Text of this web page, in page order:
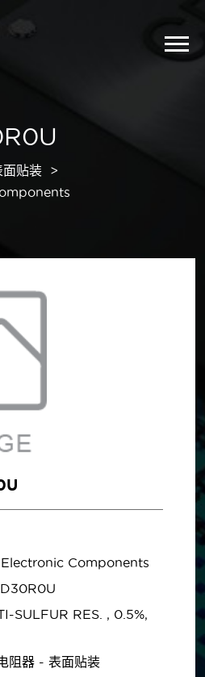
贴装
Components
SULFUR RES. , 0.5%,
阻器 - 表面贴装